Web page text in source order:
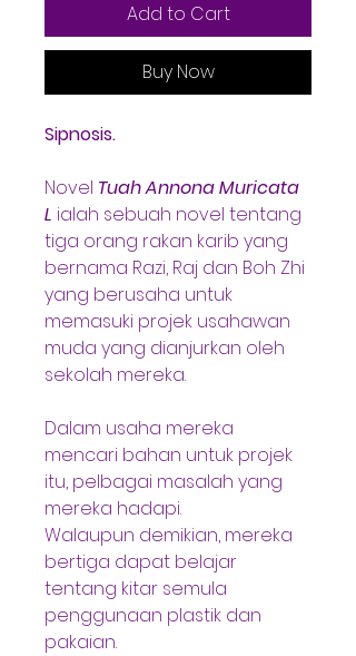
Add to Cart
Buy Now
Sipnosis.
Novel Tuah Annona Muricata
L ialah sebuah novel tentang
tiga orang rakan karib yang
bernama Razi, Raj dan Boh Zhi
yang berusaha untuk
memasuki projek usahawan
muda yang dianjurkan oleh
sekolah mereka.
Dalam usaha mereka
mencari bahan untuk projek
itu, pelbagai masalah yang
mereka hadapi.
Walaupun demikian, mereka
bertiga dapat belajar
tentang kitar semula
penggunaan plastik dan
pakaian.